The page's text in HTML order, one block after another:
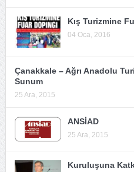
Kış Turizmine
04 Oca, 2016
Çanakkale – Ağrı Anadolu
Sunum
25 Ara, 2015
ANSİAD
25 Ara, 2015
Kuruluşuna